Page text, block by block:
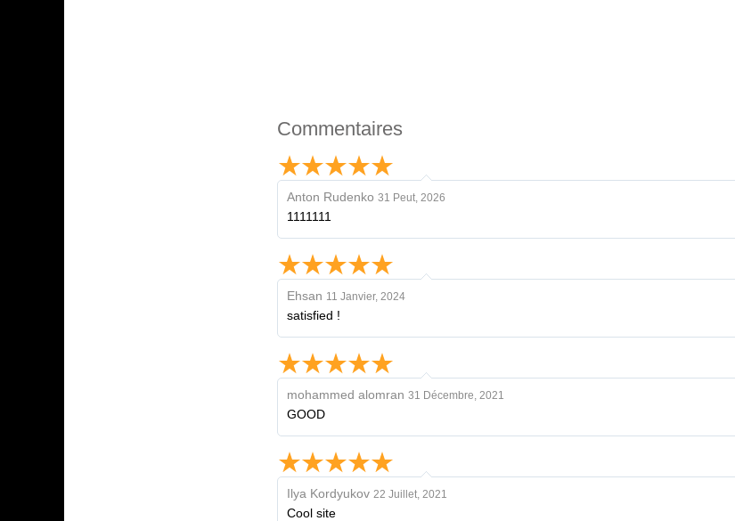
Commentaires
Anton Rudenko 31 Peut, 2026
1111111
Ehsan 11 Janvier, 2024
satisfied !
mohammed alomran 31 Décembre, 2021
GOOD
Ilya Kordyukov 22 Juillet, 2021
Cool site